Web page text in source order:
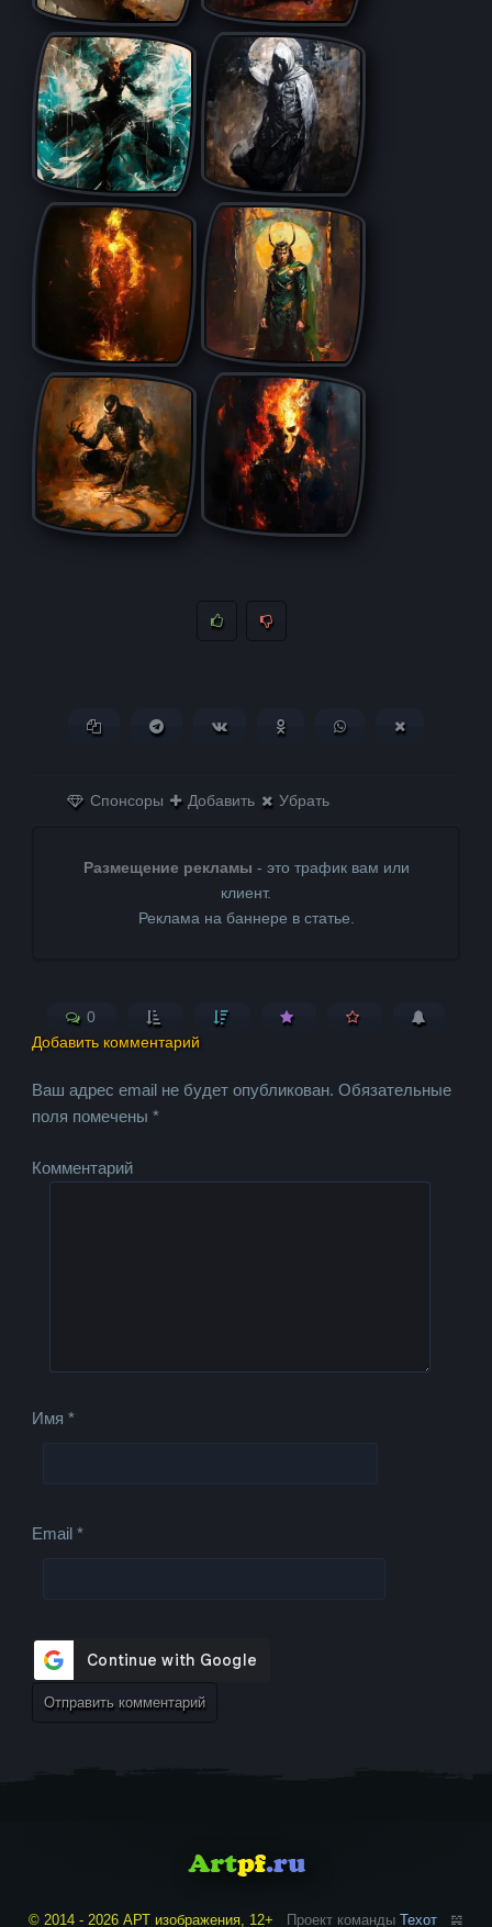
Копировать ссылкуПоделиться в Telegram
Поделиться ВКонтактеПоделиться в
Поделиться в
Спонсоры Добавить Убрать
Размещение рекламы - это трафик вам или
клиент.
Реклама на баннере в статье.
0
Добавить комментарий
Ваш адрес email не будет опубликован. Обязательные
поля помечены*
Комментарий
Имя*
Email*
© 2014 - 2026 АРТ изображения, 12+ Проект команды Техот 𝌴